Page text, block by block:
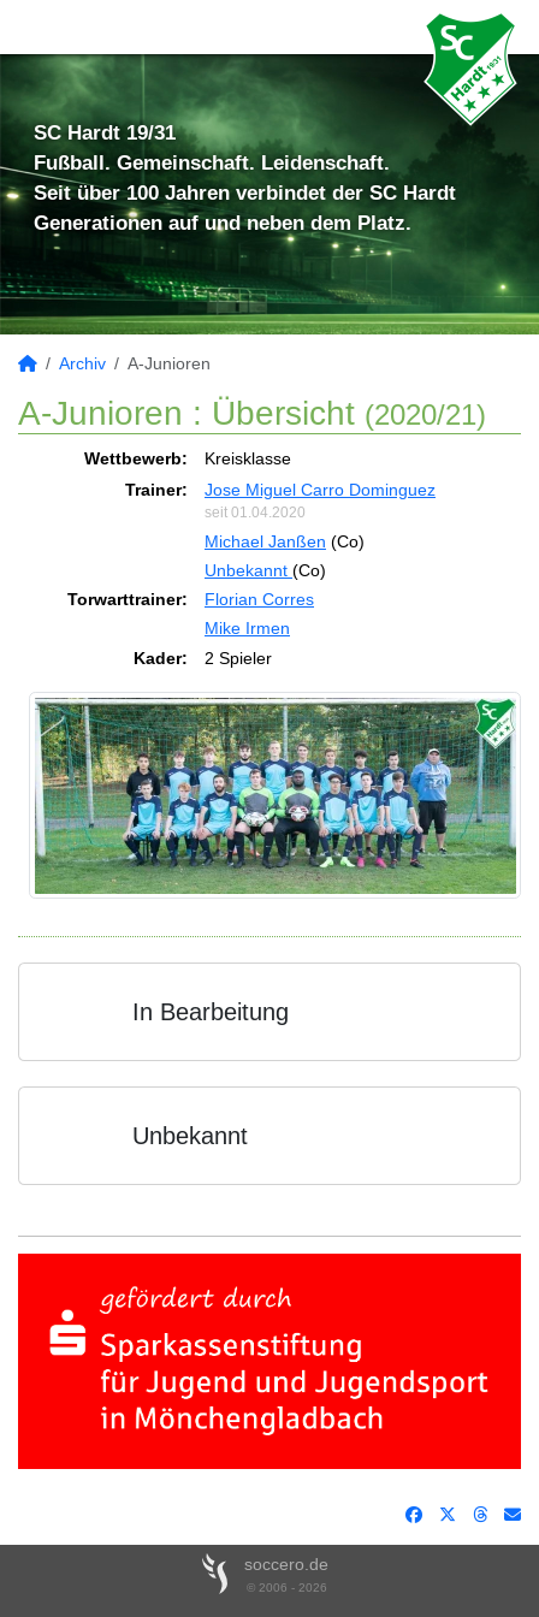
SC Hardt 19/31
Fußball. Gemeinschaft. Leidenschaft.
Seit über 100 Jahren verbindet der SC Hardt
Generationen auf und neben dem Platz.
Archiv A-Junioren
A-Junioren : Übersicht (2020/21)
Wettbewerb:
Kreisklasse
Trainer:
Jose Miguel Carro Dominguez
seit 01.04.2020
Michael Janßen (Co)
Unbekannt (Co)
Torwarttrainer:
Florian Corres
Mike Irmen
Kader:
2 Spieler
In Bearbeitung
Unbekannt
soccero.de
© 2006 - 2026